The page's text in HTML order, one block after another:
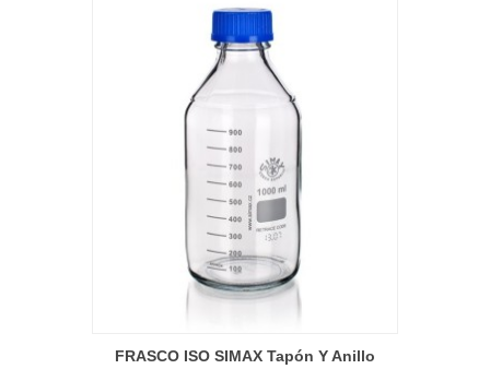
FRASCO ISO SIMAX Tapón Y Anillo